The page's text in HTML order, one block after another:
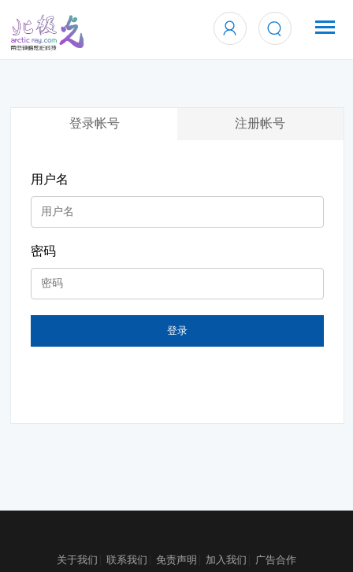
登录帐号 注册帐号
用户名
密码
登录
关于我们 联系我们 免责声明 加入我们 广告合作